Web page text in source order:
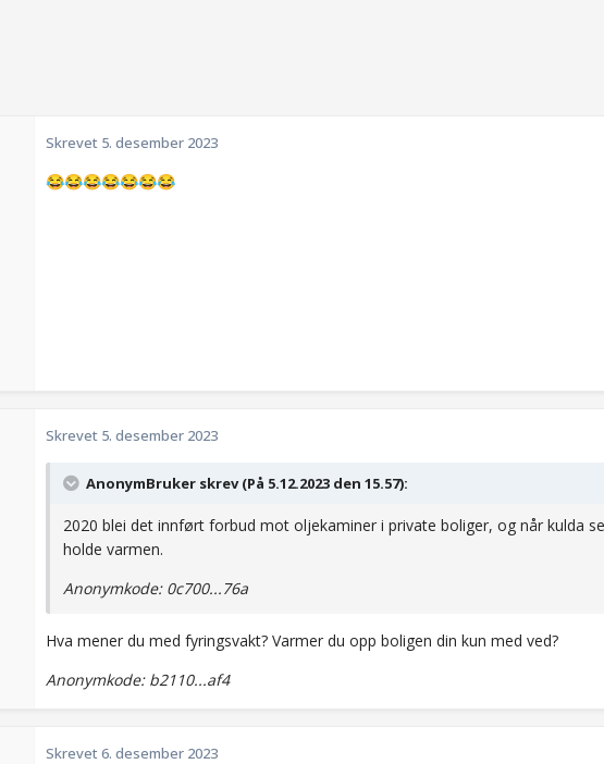
Skrevet 5. desember 2023
😂😂😂😂😂😂😂
Skrevet 5. desember 2023
AnonymBruker skrev (På 5.12.2023 den 15.57):
2020 blei det innført forbud mot oljekaminer i private boliger, og når kulda
holde varmen.
Anonymkode: 0c700...76a
Hva mener du med fyringsvakt? Varmer du opp boligen din kun med ved?
Anonymkode: b2110...af4
Skrevet6. desember 2023